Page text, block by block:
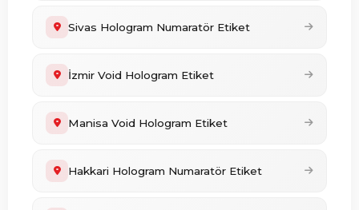
Sivas Hologram Numaratör Etiket
İzmir Void Hologram Etiket
Manisa Void Hologram Etiket
Hakkari Hologram Numaratör Etiket